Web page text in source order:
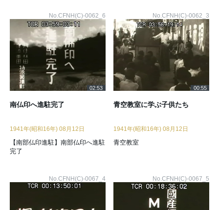
No.CFNH(C)-0062_6
02:53
南仏印へ進駐完了
1941年(昭和16年) 08月12日
【南部仏印進駐】南部仏印へ進駐
完了
No.CFNH(C)-0062_3
00:55
青空教室に学ぶ子供たち
1941年(昭和16年) 08月12日
青空教室
No.CFNH(C)-0067_4 No.CFNH(C)-0067_5